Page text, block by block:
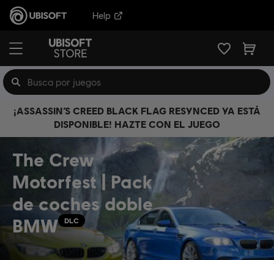
Help
¡ASSASSIN’S CREED BLACK FLAG RESYNCED YA ESTÁ
DISPONIBLE! HAZTE CON EL JUEGO
The Crew
Motorfest | Pack
de coches doble
BMW
DLC